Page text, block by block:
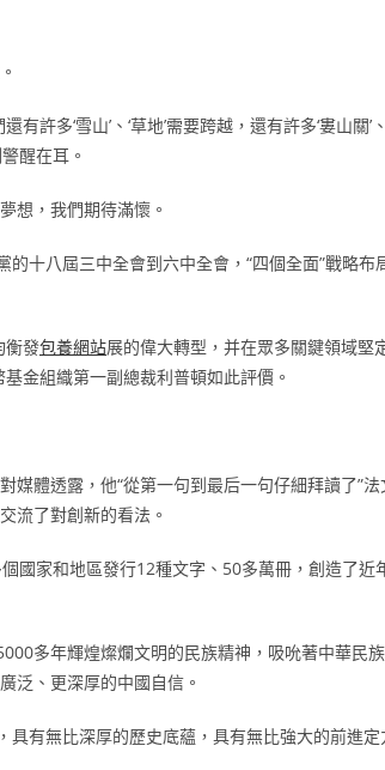
許多‘雪山’、‘草地’需要跨越，還有許多‘婁山關’
醒在耳。
想，我們期待滿懷。
的十八屆三中全會到六中全會，“四個全面”戰略
衡發包養網站展的偉大轉型，并在眾多關鍵領域堅
金組織第一副總裁利普頓如此評價。
媒體透露，他“從第一句到最后一句仔細拜讀了”
流了對創新的看法。
國家和地區發行12種文字、50多萬冊，創造了近
多年輝煌燦爛文明的民族精神，吸吮著中華民
泛、更深厚的中國自信。
具有無比深厚的歷史底蘊，具有無比強大的前進